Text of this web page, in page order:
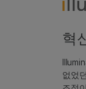
혁
없었